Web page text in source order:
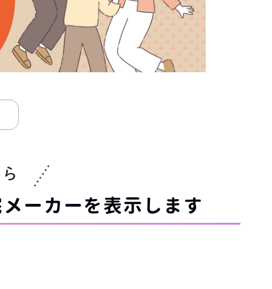
ーカーを表示します